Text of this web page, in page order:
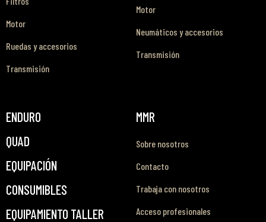
Motor
Ruedas y accesorios
Transmisión
Motor
Neumáticos y accesorios
Transmisión
ENDURO
QUAD
EQUIPACIÓN
CONSUMIBLES
EQUIPAMIENTO TALLER
MMR
Sobre nosotros
Contacto
Trabaja con nosotros
Acceso profesionales